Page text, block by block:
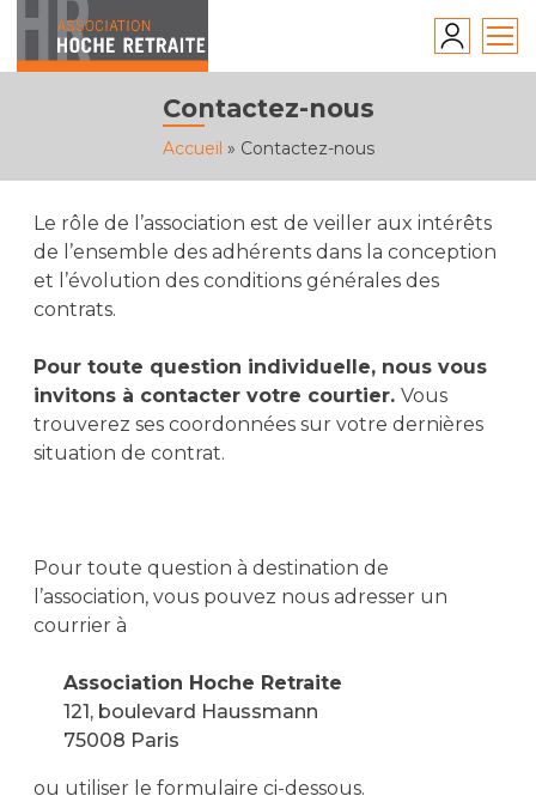
Skip
content
Contactez-nous
Accueil » Contactez-nous
Le rôle de l’association est de veiller aux intérêts
de l’ensemble des adhérents dans la conception
et l’évolution des conditions générales des
contrats.
Pour toute question individuelle, nous vous
invitons à contacter votre courtier. Vous
trouverez ses coordonnées sur votre dernières
situation de contrat.
Pour toute question à destination de
l’association, vous pouvez nous adresser un
courrier à
Association Hoche Retraite
121, boulevard Haussmann
75008 Paris
ou utiliser le formulaire ci-dessous.